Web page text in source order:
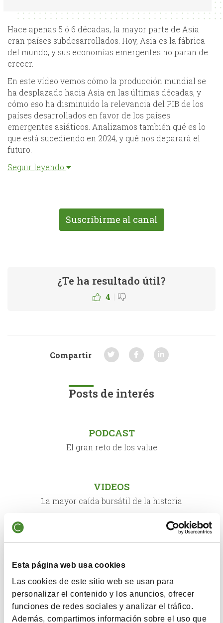
Esta página web usa cookies
Las cookies de este sitio web se usan para
personalizar el contenido y los anuncios, ofrecer
funciones de redes sociales y analizar el tráfico.
Además, compartimos información sobre el uso que
Hace apenas 5 ó 6 décadas, la mayor parte de Asia
eran países subdesarrollados. Hoy, Asia es la fábrica
del mundo, y sus economías emergentes no paran de
crecer.
En este vídeo vemos cómo la producción mundial se
ha desplazado hacia Asia en las últimas décadas, y
cómo eso ha disminuido la relevancia del PIB de los
países desarrollados en favor de los países
emergentes asiáticos. Analizamos también qué es lo
que está sucediendo en 2024, y qué nos deparará el
futuro.
Seguir leyendo
Suscribirme al canal
¿Te ha resultado útil?
4 |
Compartir
Posts de interés
PODCAST
El gran reto de los value
VIDEOS
La mayor caída bursátil de la historia
NEWSLETTER
PODCAST
El inversor tiene que ser consciente de que las reglas
del juego han cambiado